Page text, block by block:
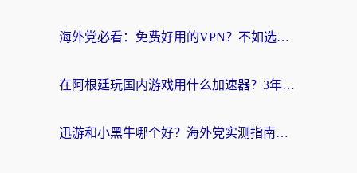
海外党必看：免费好用的VPN？不如选对转国内加速器实现无缝追剧
在阿根廷玩国内游戏用什么加速器？3年海外党亲测实用指南
迅游和小黑牛哪个好？海外党实测指南，选对中国地址加速器才能无缝刷国内资源